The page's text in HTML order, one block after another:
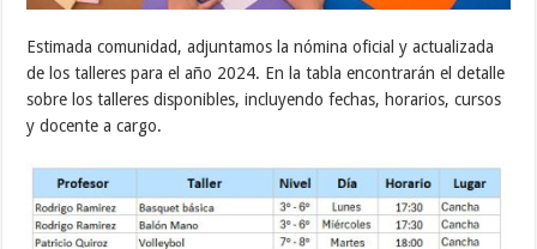
Estimada comunidad, adjuntamos la nómina oficial y actualizada
de los talleres para el año 2024. En la tabla encontrarán el detalle
sobre los talleres disponibles, incluyendo fechas, horarios, cursos
y docente a cargo.